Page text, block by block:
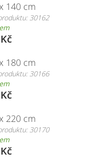
140 cm
30162
180 cm
30166
220 cm
30170